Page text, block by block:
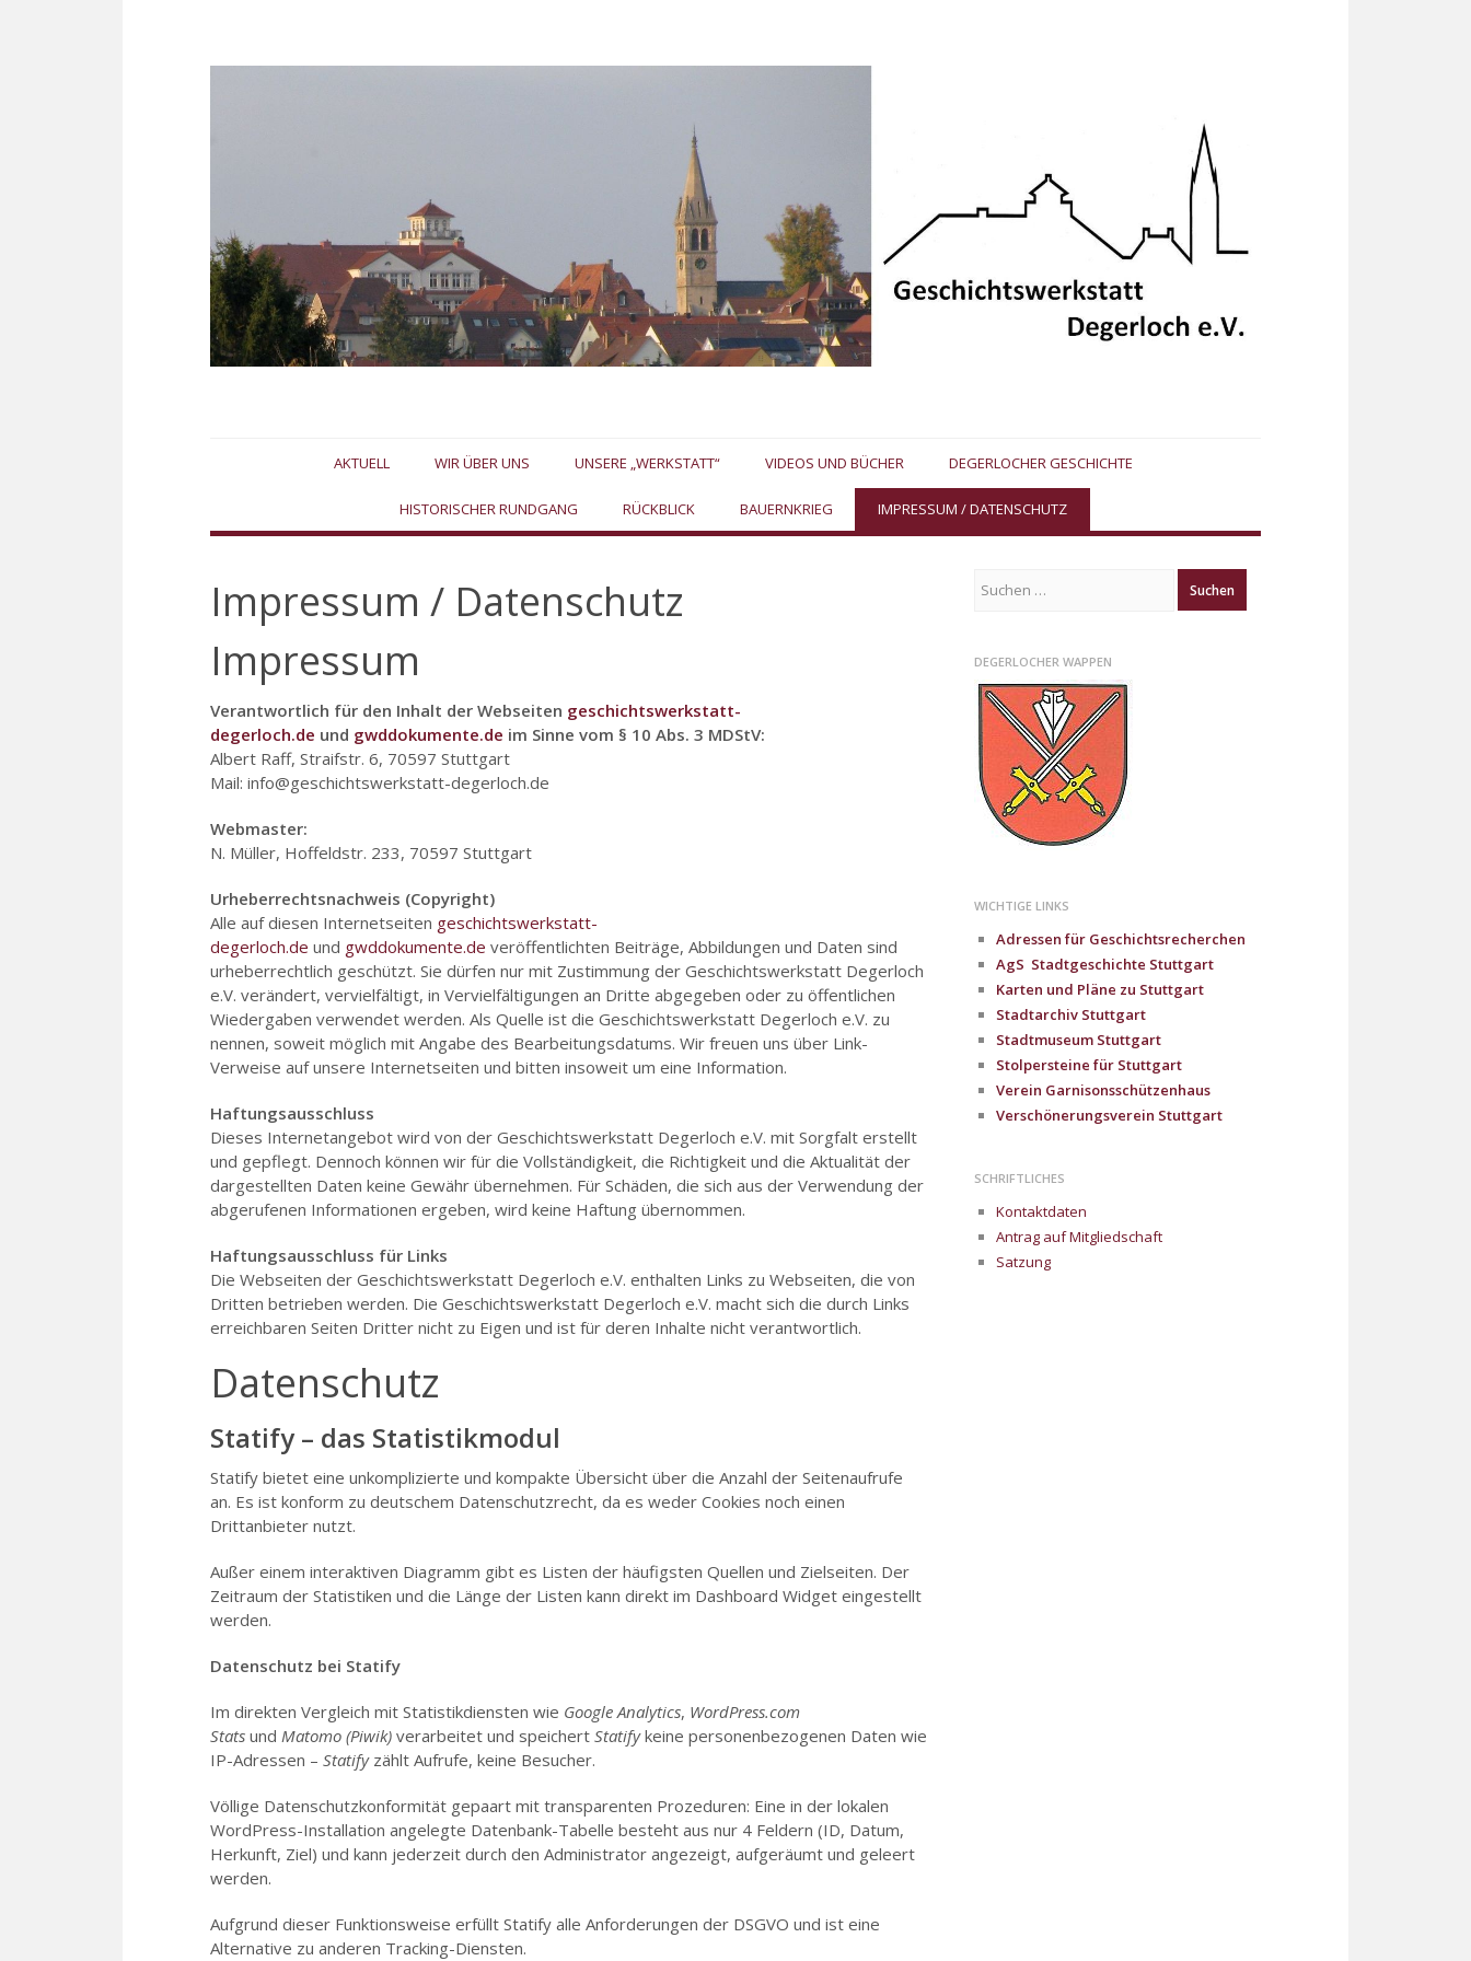
AKTUELL WIR ÜBER UNS UNSERE „WERKSTATT“ VIDEOS UND BÜCHER DEGERLOCHER GESCHICHTE
HISTORISCHER RUNDGANG RÜCKBLICK BAUERNKRIEG IMPRESSUM / DATENSCHUTZ
Impressum / Datenschutz
Impressum
Verantwortlich für den Inhalt der Webseiten geschichtswerkstatt-
degerloch.de und gwddokumente.de im Sinne vom § 10 Abs. 3 MDStV:
Albert Raff, Straifstr. 6, 70597 Stuttgart
Mail: info@geschichtswerkstatt-degerloch.de
Webmaster:
N. Müller, Hoffeldstr. 233, 70597 Stuttgart
Urheberrechtsnachweis (Copyright)
Alle auf diesen Internetseiten geschichtswerkstatt-
degerloch.de und gwddokumente.de veröffentlichten Beiträge, Abbildungen und Daten sind
urheberrechtlich geschützt. Sie dürfen nur mit Zustimmung der Geschichtswerkstatt Degerloch
e.V. verändert, vervielfältigt, in Vervielfältigungen an Dritte abgegeben oder zu öffentlichen
Wiedergaben verwendet werden. Als Quelle ist die Geschichtswerkstatt Degerloch e.V. zu
nennen, soweit möglich mit Angabe des Bearbeitungsdatums. Wir freuen uns über Link-
Verweise auf unsere Internetseiten und bitten insoweit um eine Information.
Haftungsausschluss
Dieses Internetangebot wird von der Geschichtswerkstatt Degerloch e.V. mit Sorgfalt erstellt
und gepflegt. Dennoch können wir für die Vollständigkeit, die Richtigkeit und die Aktualität der
dargestellten Daten keine Gewähr übernehmen. Für Schäden, die sich aus der Verwendung der
abgerufenen Informationen ergeben, wird keine Haftung übernommen.
Haftungsausschluss für Links
Die Webseiten der Geschichtswerkstatt Degerloch e.V. enthalten Links zu Webseiten, die von
Dritten betrieben werden. Die Geschichtswerkstatt Degerloch e.V. macht sich die durch Links
erreichbaren Seiten Dritter nicht zu Eigen und ist für deren Inhalte nicht verantwortlich.
Datenschutz
Statify – das Statistikmodul
Statify bietet eine unkomplizierte und kompakte Übersicht über die Anzahl der Seitenaufrufe
an. Es ist konform zu deutschem Datenschutzrecht, da es weder Cookies noch einen
Drittanbieter nutzt.
Außer einem interaktiven Diagramm gibt es Listen der häufigsten Quellen und Zielseiten. Der
Zeitraum der Statistiken und die Länge der Listen kann direkt im Dashboard Widget eingestellt
werden.
Datenschutz bei Statify
Im direkten Vergleich mit Statistikdiensten wie Google Analytics, WordPress.com
Stats und Matomo (Piwik) verarbeitet und speichert Statifykeine personenbezogenen Daten wie
IP-Adressen – Statifyzählt Aufrufe, keine Besucher.
Völlige Datenschutzkonformität gepaart mit transparenten Prozeduren: Eine in der lokalen
WordPress-Installation angelegte Datenbank-Tabelle besteht aus nur 4 Feldern (ID, Datum,
Herkunft, Ziel) und kann jederzeit durch den Administrator angezeigt, aufgeräumt und geleert
werden.
Aufgrund dieser Funktionsweise erfüllt Statify alle Anforderungen der DSGVO und ist eine
Alternative zu anderen Tracking-Diensten.
nach:
DEGERLOCHER WAPPEN
WICHTIGE LINKS
Adressen für Geschichtsrecherchen
AgS Stadtgeschichte Stuttgart
Karten und Pläne zu Stuttgart
Stadtarchiv Stuttgart
Stadtmuseum Stuttgart
Stolpersteine für Stuttgart
Verein Garnisonsschützenhaus
Verschönerungsverein Stuttgart
SCHRIFTLICHES
Kontaktdaten
Antrag auf Mitgliedschaft
Satzung